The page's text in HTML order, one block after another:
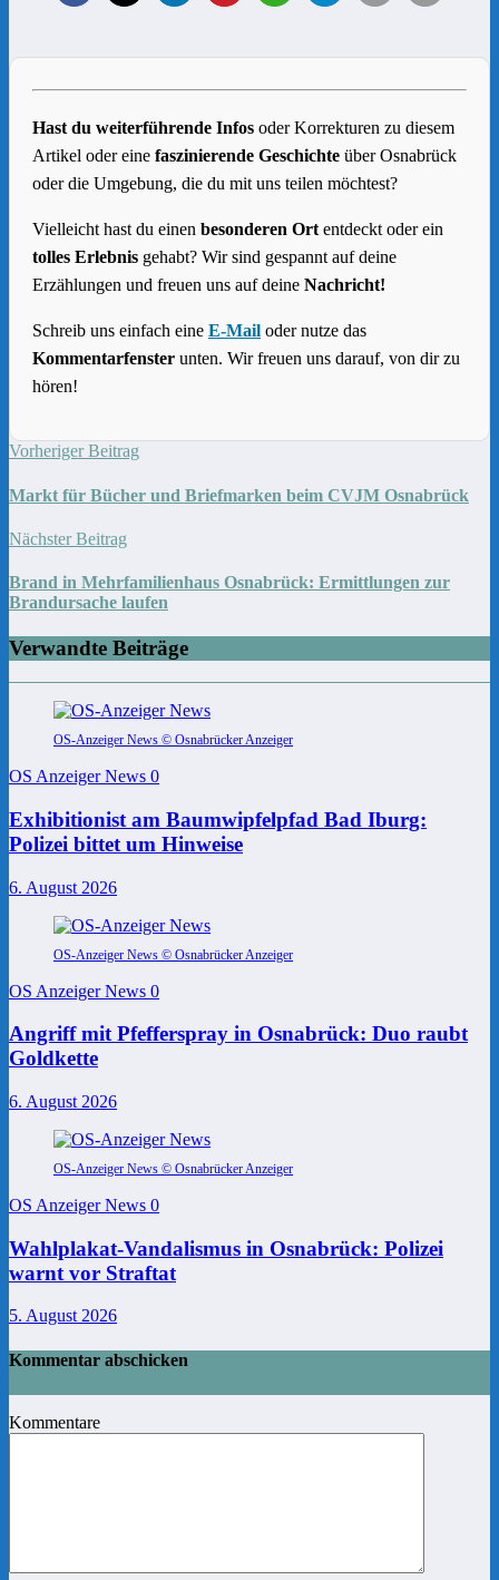
Hast du weiterführende Infos oder Korrekturen zu diesem
Artikel oder eine faszinierende Geschichte über Osnabrück
oder die Umgebung, die du mit uns teilen möchtest?
Vielleicht hast du einen besonderen Ort entdeckt oder ein
tolles Erlebnis gehabt? Wir sind gespannt auf deine
Erzählungen und freuen uns auf deine Nachricht!
Schreib uns einfach eine E-Mail oder nutze das
Kommentarfenster unten. Wir freuen uns darauf, von dir zu
hören!
Vorheriger Beitrag
Markt für Bücher und Briefmarken beim CVJM Osnabrück
Nächster Beitrag
Brand in Mehrfamilienhaus Osnabrück: Ermittlungen zur
Brandursache laufen
Verwandte Beiträge
OS-Anzeiger News © Osnabrücker Anzeiger
OS Anzeiger News 0
Exhibitionist am Baumwipfelpfad Bad Iburg:
Polizei bittet um Hinweise
6. August 2026
OS-Anzeiger News © Osnabrücker Anzeiger
OS Anzeiger News 0
Angriff mit Pfefferspray in Osnabrück: Duo raubt
Goldkette
6. August 2026
OS-Anzeiger News © Osnabrücker Anzeiger
OS Anzeiger News 0
Wahlplakat-Vandalismus in Osnabrück: Polizei
warnt vor Straftat
5. August 2026
Kommentar abschicken
Kommentare